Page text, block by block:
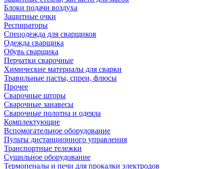
Блоки подачи воздуха
Защитные очки
Респираторы
Спецодежда для сварщиков
Одежда сварщика
Обувь сварщика
Перчатки сварочные
Химические материалы для сварки
Травильные пасты, спреи, флюсы
Прочее
Сварочные шторы
Сварочные занавесы
Сварочные полотна и одеяла
Комплектующие
Вспомогательное оборудование
Пульты дистанционного управления
Транспортные тележки
Сушильное оборудование
Термопеналы и печи для прокалки электродов